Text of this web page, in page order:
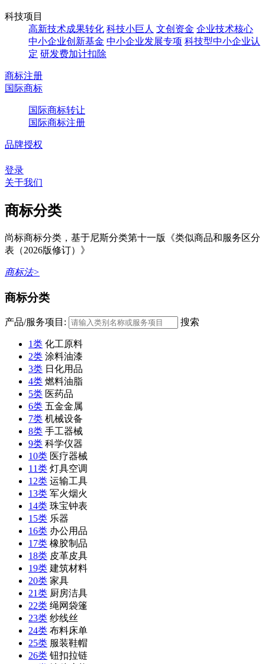
科技项目
高新技术成果转化 科技小巨人 文创资金 企业技术核心
中小企业创新基金 中小企业发展专项 科技型中小企业认
定 研发费加计扣除
商标注册
国际商标
国际商标转让
国际商标注册
品牌授权
登录
关于我们
商标分类
尚标商标分类，基于尼斯分类第十一版《类似商品和服务区分
表（2026版修订）》
商标法>
商标分类
产品/服务项目: 搜索
1类 化工原料
2类 涂料油漆
3类 日化用品
4类 燃料油脂
5类 医药品
6类 五金金属
7类 机械设备
8类 手工器械
9类 科学仪器
10类 医疗器械
11类 灯具空调
12类 运输工具
13类 军火烟火
14类 珠宝钟表
15类 乐器
16类 办公用品
17类 橡胶制品
18类 皮革皮具
19类 建筑材料
20类 家具
21类 厨房洁具
22类 绳网袋篷
23类 纱线丝
24类 布料床单
25类 服装鞋帽
26类 钮扣拉链